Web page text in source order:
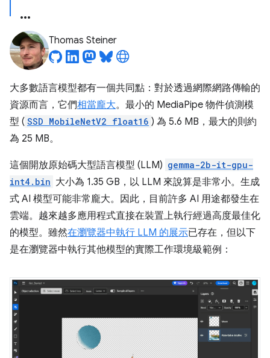
Thomas Steiner
大多數語言模型都有一個共同點：對於透過網際網路傳輸的
資源而言，它們相當龐大。最小的 MediaPipe 物件偵測模
型 ( SSD MobileNetV2 float16 ) 為 5.6 MB，最大的則約
為 25 MB。
這個開放原始碼大型語言模型 (LLM) gemma-2b-it-gpu-
int4.bin 大小為 1.35 GB，以 LLM 來說算是非常小。生成
式 AI 模型可能非常龐大。因此，目前許多 AI 用途都發生在
雲端。越來越多應用程式直接在裝置上執行經過高度最佳化
的模型。雖然在瀏覽器中執行 LLM 的展示已存在，但以下
是在瀏覽器中執行其他模型的實際工作環境級範例：